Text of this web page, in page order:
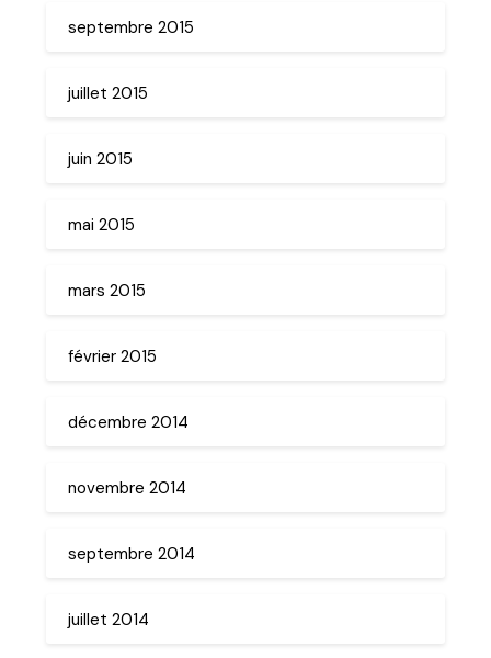
septembre 2015
juillet 2015
juin 2015
mai 2015
mars 2015
février 2015
décembre 2014
novembre 2014
septembre 2014
juillet 2014